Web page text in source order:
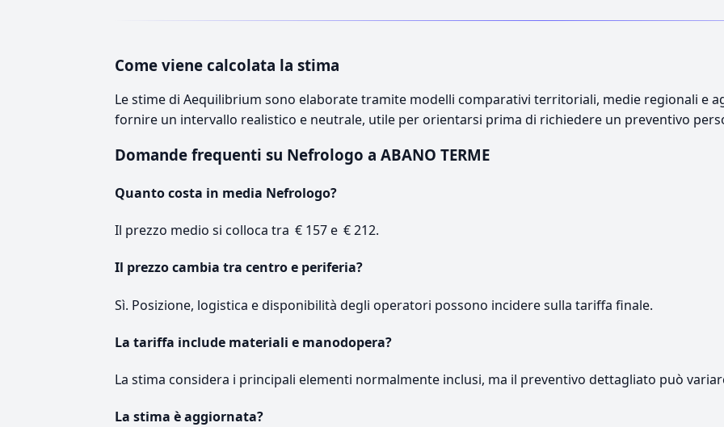
Come viene calcolata la stima
Le stime di Aequilibrium sono elaborate tramite modelli comparativi territoriali, medie regionali e
fornire un intervallo realistico e neutrale, utile per orientarsi prima di richiedere un preventivo
Domande frequenti su Nefrologo a ABANO TERME
Quanto costa in media Nefrologo?
Il prezzo medio si colloca tra € 157 e € 212.
Il prezzo cambia tra centro e periferia?
Sì. Posizione, logistica e disponibilità degli operatori possono incidere sulla tariffa finale.
La tariffa include materiali e manodopera?
La stima considera i principali elementi normalmente inclusi, ma il preventivo dettagliato può
La stima è aggiornata?